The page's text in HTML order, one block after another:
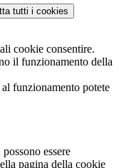
tutti i cookies
cookie consentire.
il funzionamento della
funzionamento potete
essere
pagina della cookie